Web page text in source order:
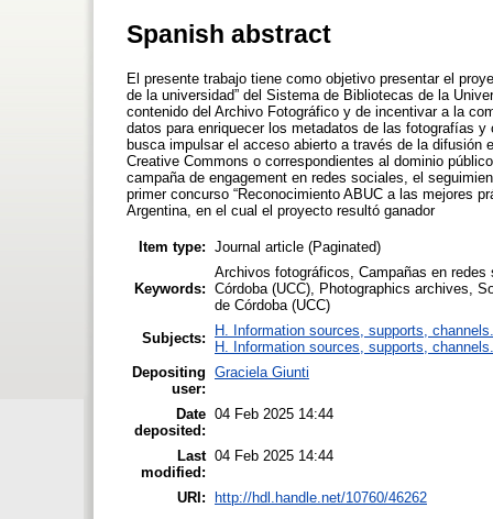
Spanish abstract
El presente trabajo tiene como objetivo presentar el
de la universidad” del Sistema de Bibliotecas de la
contenido del Archivo Fotográfico y de incentivar a la
datos para enriquecer los metadatos de las fotografías
busca impulsar el acceso abierto a través de la
Creative Commons o correspondientes al dominio
campaña de engagement en redes sociales, el
primer concurso “Reconocimiento ABUC a las mejores
Argentina, en el cual el proyecto resultó ganador
Item type: Journal article (Paginated)
Keywords:
Archivos fotográficos, Campañas en
Córdoba (UCC), Photographics archives,
de Córdoba (UCC)
Subjects:
H. Information sources, supports, channels.
H. Information sources, supports, channels.
Depositing
user:
Graciela Giunti
Date
deposited:
04 Feb 2025 14:44
Last
modified:
04 Feb 2025 14:44
URI: http://hdl.handle.net/10760/46262